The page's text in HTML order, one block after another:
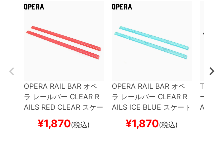
OPERA RAIL BAR オペ
ラ レールバー CLEAR R
AILS RED CLEAR スケー
トボード スケボー
¥1,870(税込)
OPERA RAIL BAR オペ
ラ レールバー CLEAR R
AILS ICE BLUE スケート
ボード スケボー
¥1,870(税込)
TAIL
ールデ
AIL